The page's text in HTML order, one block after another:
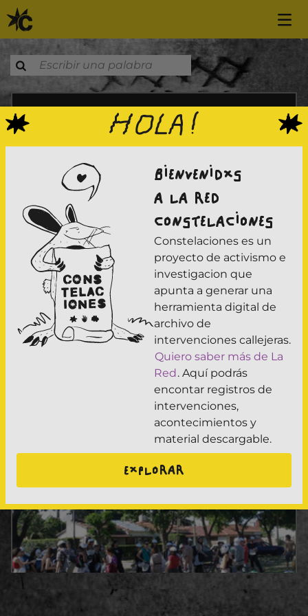
Saltar al contenido
Escrache en respuesta a violencia sexual
Escrache en domicilio por abuso sexual infantil 2011
BIENVENIDXS
A LA RED
CONSTELACIONES
Constelaciones es un
proyecto de activismo e
investigacion que
apunta a generar una
herramienta digital de
archivo de
intervenciones callejeras.
Quiero saber más de La
Red . Aquí podrás
encontar registros de
intervenciones,
acontecimientos y
material descargable.
EXPLORAR